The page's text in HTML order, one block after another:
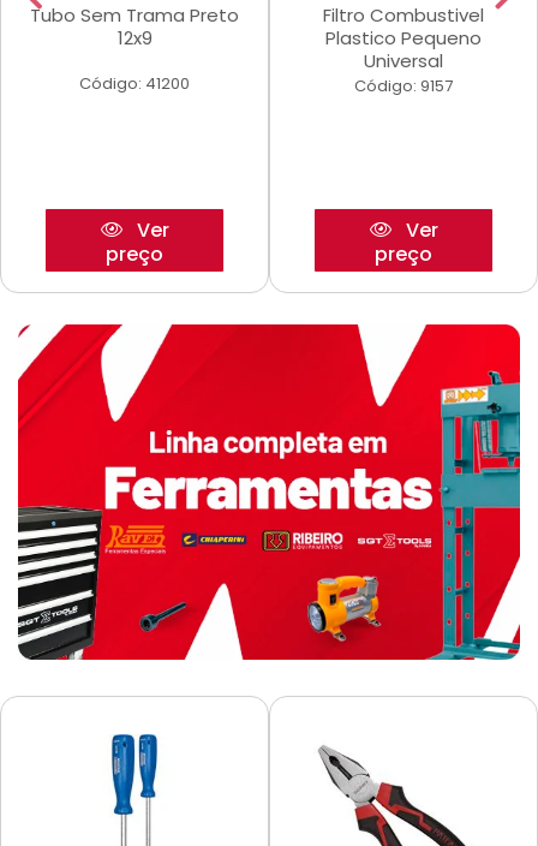
Tubo Sem Trama Preto
12x9
Código: 41200
Ver
preço
Filtro Combustivel
Plastico Pequeno
Universal
Código: 9157
Ver
preço